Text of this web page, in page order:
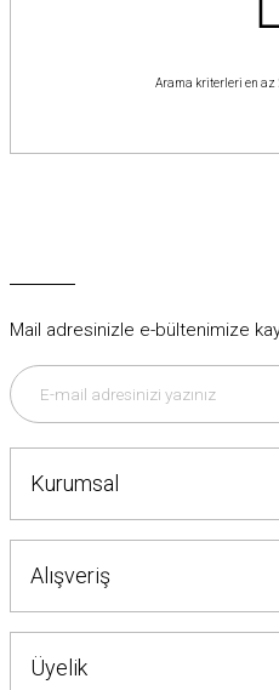
Arama kriterleri en az
Mail adresinizle e-bültenimize
Kurumsal
Alışveriş
Üyelik